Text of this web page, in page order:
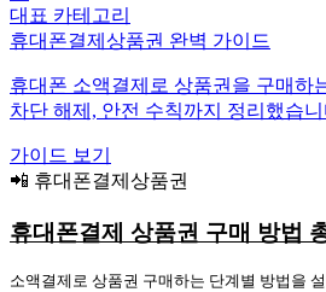
대표 카테고리
휴대폰결제상품권 완벽 가이드
휴대폰 소액결제로 상품권을 구매하
차단 해제, 안전 수칙까지 정리했습니
가이드 보기
📲 휴대폰결제상품권
휴대폰결제 상품권 구매 방법
소액결제로 상품권 구매하는 단계별 방법을